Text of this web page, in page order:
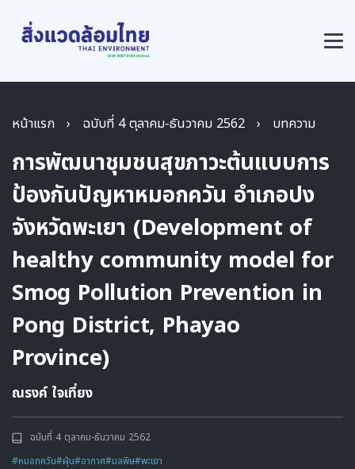
หน้าแรก › ฉบับที่ 4 ตุลาคม-ธันวาคม 2562 › บทความ
การพัฒนาชุมชนสุขภาวะต้นแบบการ
ป้องกันปัญหาหมอกควัน อำเภอปง
จังหวัดพะเยา (Development of
healthy community model for
Smog Pollution Prevention in
Pong District, Phayao
Province)
ณรงค์ ใจเที่ยง
ฉบับที่ 4 ตุลาคม-ธันวาคม 2562
#หมอกควัน#ฝุ่น#อากาศ#มลพิษ#พะเยา